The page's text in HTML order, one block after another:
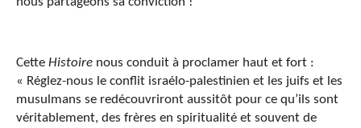
Cette Histoire nous conduit à proclamer haut et fort :
« Réglez-nous le conflit israélo-palestinien et les juifs et les
musulmans se redécouvriront aussitôt pour ce qu’ils sont
véritablement, des frères en spiritualité et souvent de